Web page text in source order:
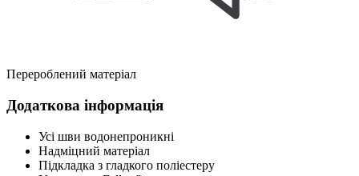
Перероблений матеріал
Додаткова інформація
Усі шви водонепроникні
Надміцний матеріал
Підкладка з гладкого поліестеру